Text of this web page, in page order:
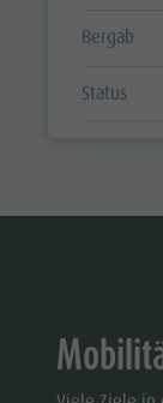
Bergab
Status